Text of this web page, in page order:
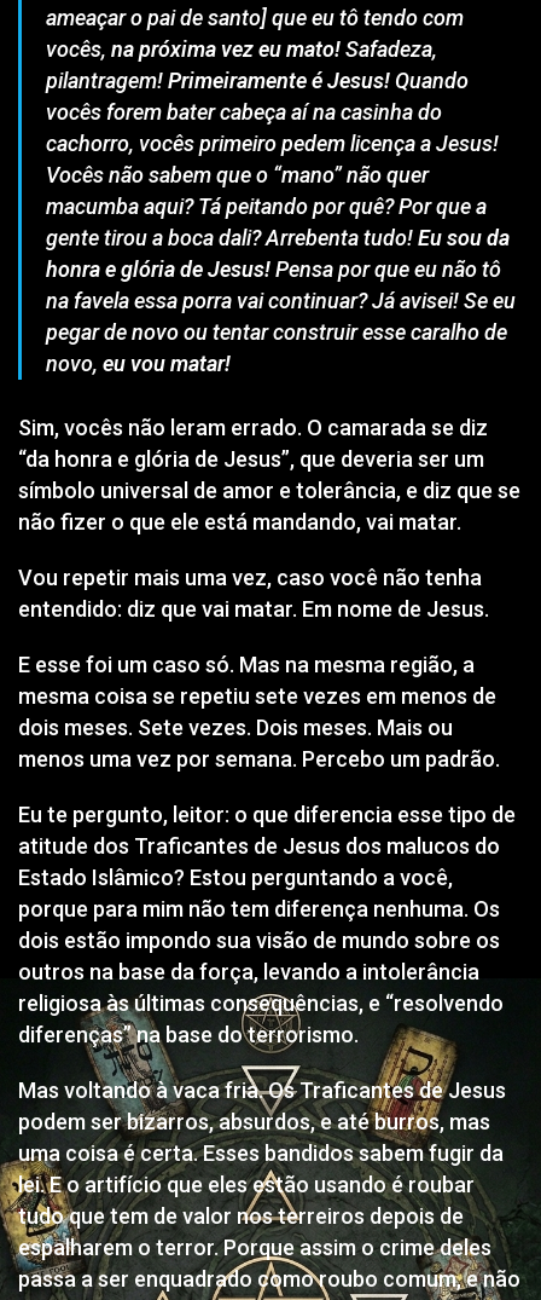
ameaçar o pai de santo] que eu tô tendo com
vocês, na próxima vez eu mato!Safadeza,
pilantragem!Primeiramente é Jesus!Quando
vocês forem bater cabeça aí na casinha do
cachorro, vocês primeiro pedem licença a Jesus!
Vocês não sabem que o “mano” não quer
macumba aqui? Tá peitando por quê? Por que a
gente tirou a boca dali? Arrebenta tudo!Eu sou da
honra e glória de Jesus!Pensa por que eu não tô
na favela essa porra vai continuar? Já avisei! Se eu
pegar de novo ou tentar construir esse caralho de
novo, eu vou matar!
Sim, vocês não leram errado. O camarada se diz
“da honra e glória de Jesus”, que deveria ser um
símbolo universal de amor e tolerância, e diz que se
não fizer o que ele está mandando, vai matar.
Vou repetir mais uma vez, caso você não tenha
entendido: diz que vai matar. Em nome de Jesus.
E esse foi um caso só. Mas na mesma região, a
mesma coisa se repetiu sete vezes em menos de
dois meses. Sete vezes. Dois meses. Mais ou
menos uma vez por semana. Percebo um padrão.
Eu te pergunto, leitor: o que diferencia esse tipo de
atitude dos Traficantes de Jesus dos malucos do
Estado Islâmico? Estou perguntando a você,
porque para mim não tem diferença nenhuma. Os
dois estão impondo sua visão de mundo sobre os
outros na base da força, levando a intolerância
religiosa às últimas consequências, e “resolvendo
diferenças” na base do terrorismo.
Mas voltando à vaca fria. Os Traficantes de Jesus
podem ser bizarros, absurdos, e até burros, mas
uma coisa é certa. Esses bandidos sabem fugir da
lei. E o artifício que eles estão usando é roubar
tudo que tem de valor nos terreiros depois de
espalharem o terror. Porque assim o crime deles
passa a ser enquadrado como roubo comum, e não